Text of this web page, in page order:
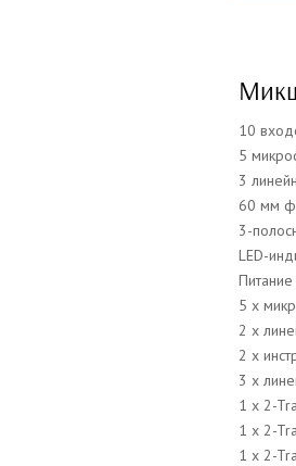
10
5
3
60 мм
3-
LED-
5 x
2 x
2 x
3 x
1 x 2-
1 x 2-
1 x 2-